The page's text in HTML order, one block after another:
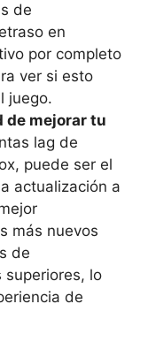
de
‌en
por completo​
ver si esto
juego.
⁣de mejorar tu
lag de
puede ser el
actualización a
más ⁣nuevos
de
superiores, lo
de